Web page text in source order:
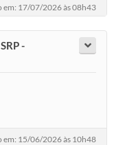
em: 17/07/2026 às 08h43
-
em: 15/06/2026 às 10h48